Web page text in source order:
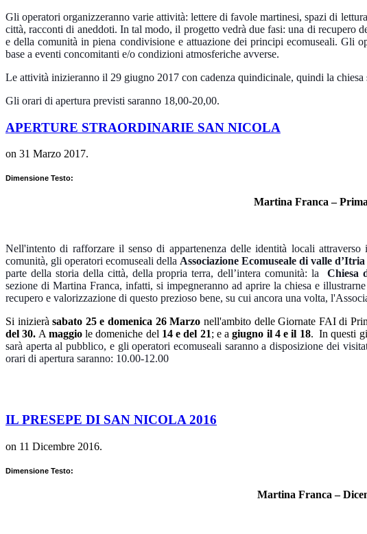
Gli operatori organizzeranno varie attività: lettere di favole martinesi, spazi di
città, racconti di aneddoti. In tal modo, il progetto vedrà due fasi: una di recupero
e della comunità in piena condivisione e attuazione dei principi ecomuseali. Gli
base a eventi concomitanti e/o condizioni atmosferiche avverse.
Le attività inizieranno il 29 giugno 2017 con cadenza quindicinale, quindi la
Gli orari di apertura previsti saranno 18,00-20,00.
APERTURE STRAORDINARIE SAN NICOLA
on 31 Marzo 2017.
Dimensione Testo:
Martina Franca –
Nell'intento di rafforzare il senso di appartenenza delle identità locali
comunità, gli operatori ecomuseali della Associazione Ecomuseale di valle
parte della storia della città, della propria terra, dell’intera comunità: la Chiesa
sezione di Martina Franca, infatti, si impegneranno ad aprire la chiesa e
recupero e valorizzazione di questo prezioso bene, su cui ancora una volta,
Si inizieràsabato 25 e domenica 26 Marzo nell'ambito delle Giornate FAI di
del 30. A maggiole domeniche del 14 e del 21; e agiugno il 4 e il 18. In questi
sarà aperta al pubblico, e gli operatori ecomuseali saranno a disposizione dei
orari di apertura saranno: 10.00-12.00
IL PRESEPE DI SAN NICOLA 2016
on 11 Dicembre 2016.
Dimensione Testo:
Martina Franca –